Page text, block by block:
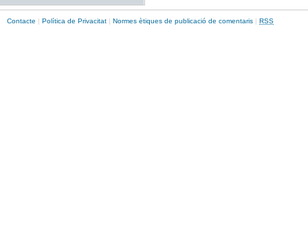
Contacte | Política de Privacitat | Normes ètiques de publicació de comentaris | RSS